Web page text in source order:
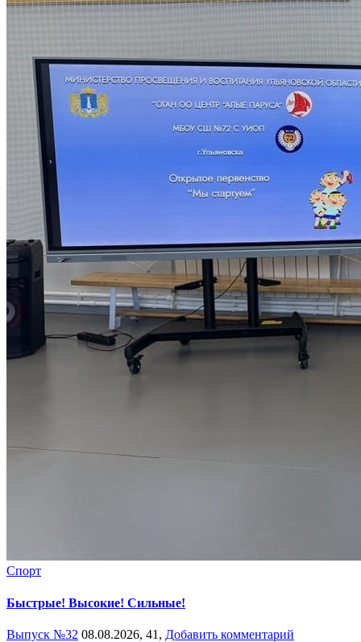
Спорт
Быстрые! Высокие! Сильные!
Выпуск №32 08.08.2026, 41, Добавить комментарий